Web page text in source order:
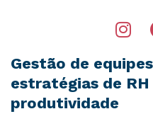
Gestão de
estratégias de
produtividade